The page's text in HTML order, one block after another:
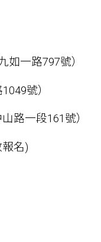
一路797號）
號）
路一段161號）
名)